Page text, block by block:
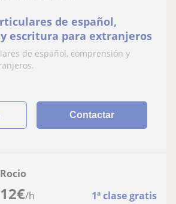
de español,
escritura para extranjeros
de español, comprensión y
Contactar
12€/h 1ª clase gratis
Rocio